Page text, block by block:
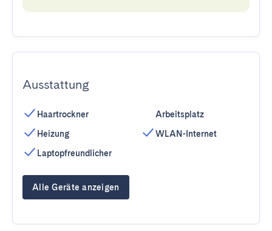
Ausstattung
Haartrockner
Heizung
Laptopfreundlicher
Arbeitsplatz
WLAN-Internet
Alle Geräte anzeigen